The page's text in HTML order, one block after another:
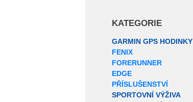
KATEGORIE
GARMIN GPS HODINKY
FENIX
FORERUNNER
EDGE
PŘÍSLUŠENSTVÍ
SPORTOVNÍ VÝŽIVA